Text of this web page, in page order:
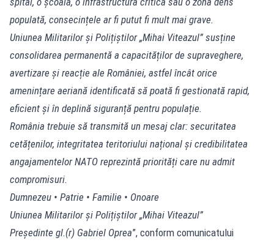
populată, consecințele ar fi putut fi mult mai grave.
Uniunea Militarilor și Polițiștilor „Mihai Viteazul” susține
consolidarea permanentă a capacităților de supraveghere,
avertizare și reacție ale României, astfel încât orice
amenințare aeriană identificată să poată fi gestionată rapid,
eficient și în deplină siguranță pentru populație.
România trebuie să transmită un mesaj clar: securitatea
cetățenilor, integritatea teritoriului național și credibilitatea
angajamentelor NATO reprezintă priorități care nu admit
compromisuri.
Dumnezeu • Patrie • Familie • Onoare
Uniunea Militarilor și Polițiștilor „Mihai Viteazul”
Președinte gl.(r) Gabriel Oprea”, conform comunicatului